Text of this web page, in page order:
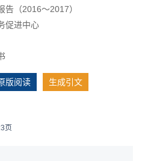
告（2016～2017）
促进中心
版阅读 生成引文
页